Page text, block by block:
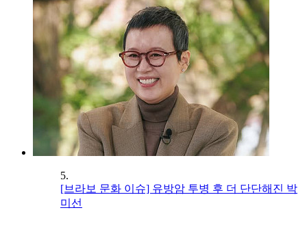
5.
[브라보 문화 이슈] 유방암 투병 후 더 단단해진 박
미선